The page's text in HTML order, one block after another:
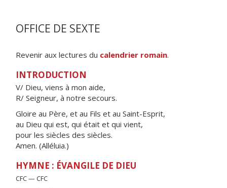
OFFICE DE SEXTE
Revenir aux lectures du calendrier romain.
INTRODUCTION
V/ Dieu, viens à mon aide,
R/ Seigneur, à notre secours.
Gloire au Père, et au Fils et au Saint-Esprit,
au Dieu qui est, qui était et qui vient,
pour les siècles des siècles.
Amen. (Alléluia.)
HYMNE : ÉVANGILE DE DIEU
CFC — CFC